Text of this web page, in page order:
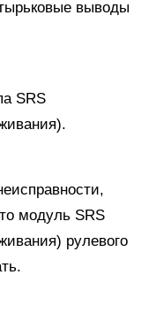
выводы
SRS
модуль SRS
рулевого